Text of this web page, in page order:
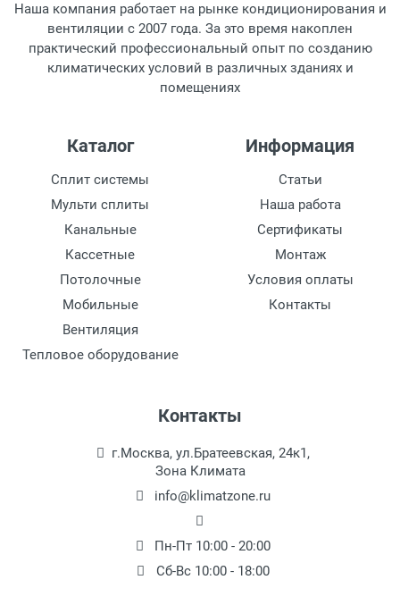
Напряжение, В
230
Частота вращения, об/мин
Наша компания работает на рынке кондиционирования и
вентиляции с 2007 года. За это время накоплен
практический профессиональный опыт по созданию
климатических условий в различных зданиях и
помещениях
Каталог
Сплит системы
Мульти сплиты
Канальные
Кассетные
Потолочные
Мобильные
Вентиляция
Тепловое оборудование
Информация
Статьи
Наша работа
Сертификаты
Монтаж
Условия оплаты
Контакты
Контакты
г.Москва, ул.Братеевская, 24к1,
Зона Климата
info@klimatzone.ru
Пн-Пт 10:00 - 20:00
Сб-Вс 10:00 - 18:00